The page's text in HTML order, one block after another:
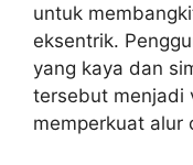
untuk
eksentrik.
yang kaya dan
tersebut menjadi
memperkuat alur